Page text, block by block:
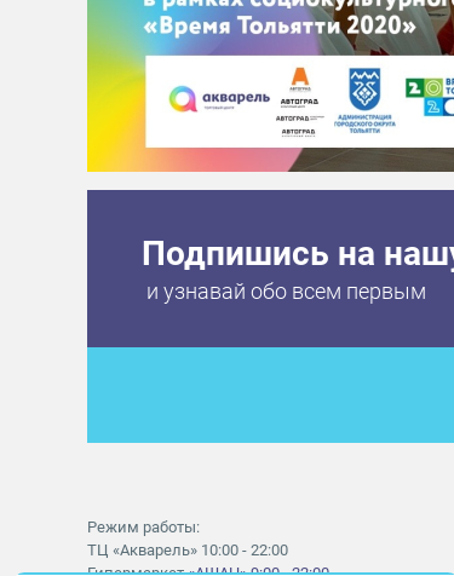
Подпишись на
и узнавай обо всем первым
Режим работы:
ТЦ «Акварель» 10:00 - 22:00